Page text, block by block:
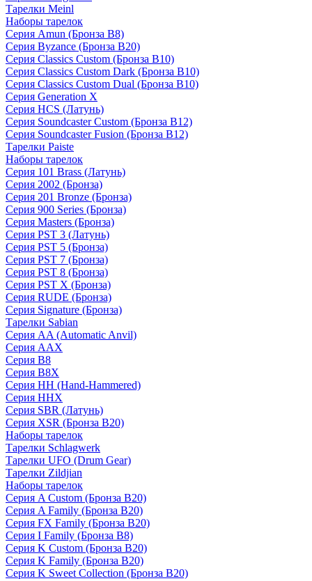
Тарелки Meinl
Наборы тарелок
Серия Amun (Бронза B8)
Серия Byzance (Бронза B20)
Серия Classics Custom (Бронза B10)
Серия Classics Custom Dark (Бронза B10)
Серия Classics Custom Dual (Бронза B10)
Серия Generation X
Серия HCS (Латунь)
Серия Soundcaster Custom (Бронза B12)
Серия Soundcaster Fusion (Бронза B12)
Тарелки Paiste
Наборы тарелок
Серия 101 Brass (Латунь)
Серия 2002 (Бронза)
Серия 201 Bronze (Бронза)
Серия 900 Series (Бронза)
Серия Masters (Бронза)
Серия PST 3 (Латунь)
Серия PST 5 (Бронза)
Серия PST 7 (Бронза)
Серия PST 8 (Бронза)
Серия PST X (Бронза)
Серия RUDE (Бронза)
Серия Signature (Бронза)
Тарелки Sabian
Серия AA (Automatic Anvil)
Серия AAX
Серия B8
Серия B8X
Серия HH (Hand-Hammered)
Серия HHX
Серия SBR (Латунь)
Серия XSR (Бронза B20)
Наборы тарелок
Тарелки Schlagwerk
Тарелки UFO (Drum Gear)
Тарелки Zildjian
Наборы тарелок
Серия A Custom (Бронза B20)
Серия A Family (Бронза B20)
Серия FX Family (Бронза B20)
Серия I Family (Бронза B8)
Серия K Custom (Бронза B20)
Серия K Family (Бронза B20)
Серия K Sweet Collection (Бронза B20)